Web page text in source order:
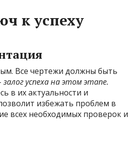
к успеху
Все чертежи должны быть
залог успеха на этом этапе.
в их актуальности и
избежать проблем в
всех необходимых проверок и